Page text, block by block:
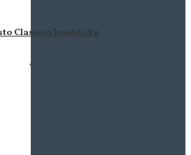
Classico boabe,1kg